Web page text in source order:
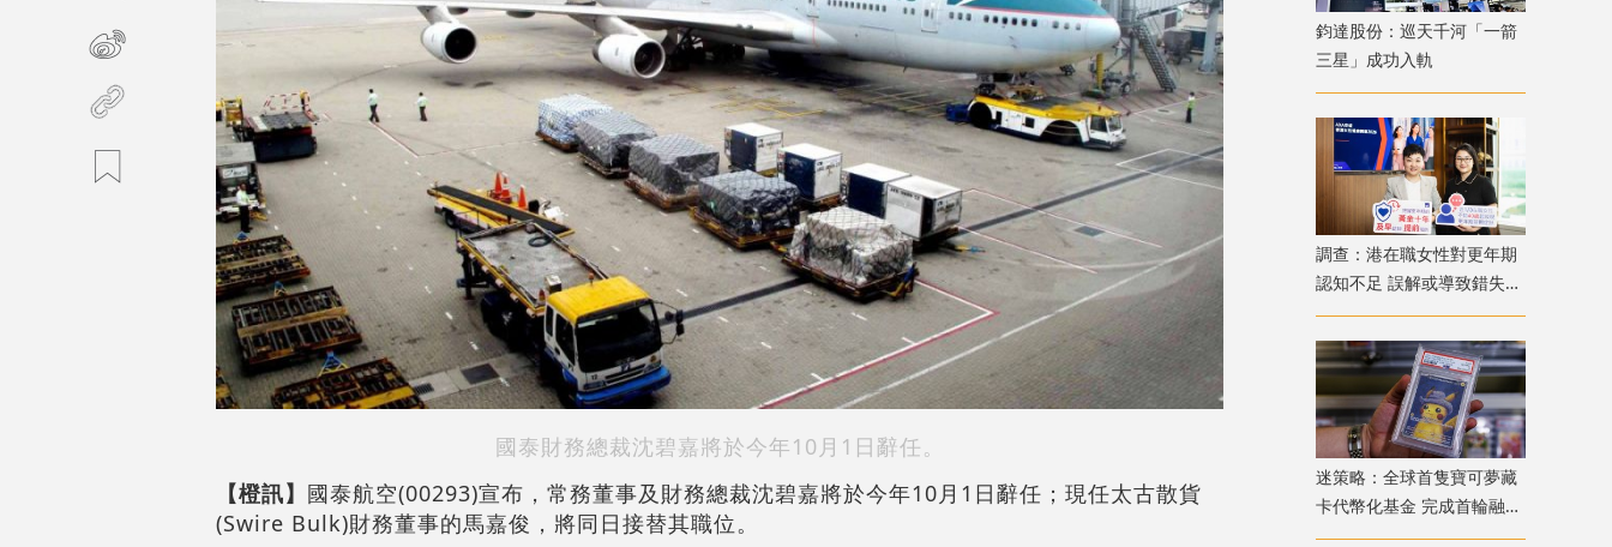
國泰財務總裁沈碧嘉將於今年10月1日辭任。
【橙訊】 國泰航空(00293)宣布，常務董事及財務總裁沈碧嘉將於今年10月1日辭任；現任太古散貨
(Swire Bulk)財務董事的馬嘉俊，將同日接替其職位。
鈞達股份：巡天千河「一箭
三星」成功入軌
調查：港在職女性對更年期
認知不足 誤解或導致錯失
「黃金預防期」
迷策略：全球首隻寶可夢藏
卡代幣化基金 完成首輪融資
兼獲超購